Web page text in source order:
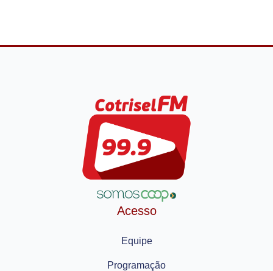
Acesso
Equipe
Programação